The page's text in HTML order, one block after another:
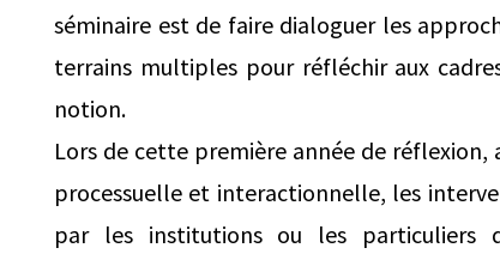
séminaire est de faire dialoguer les
terrains multiples pour réfléchir aux
notion.
Lors de cette première année de
processuelle et interactionnelle, les
par les institutions ou les particuliers